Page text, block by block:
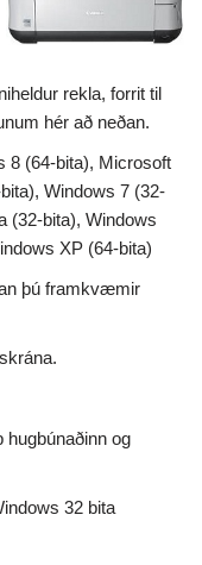
rekla, forrit til
hér að neðan.
8 (64-bita), Microsoft
Windows 7 (32-
(32-bita), Windows
XP (64-bita)
þú framkvæmir
hugbúnaðinn og
32 bita